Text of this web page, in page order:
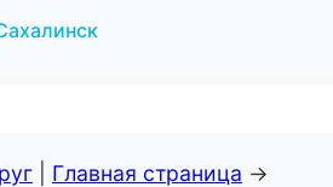
Главная страница →